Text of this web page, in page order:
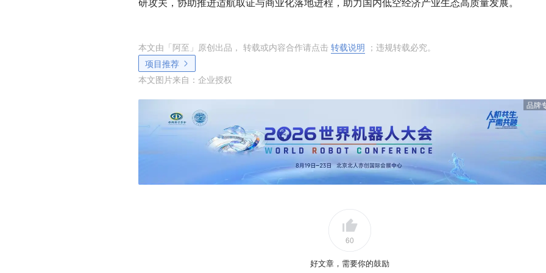
本文由「阿至 」原创出品， 转载或内容合作请点击 转载说明 ；违规转载必究。
项目推荐
本文图片来自： 企业授权
品牌
60
好文章，需要你的鼓励